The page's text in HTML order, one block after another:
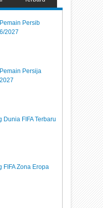
Persib
2027
Persija
Dunia FIFA Terbaru
FIFA Zona Eropa